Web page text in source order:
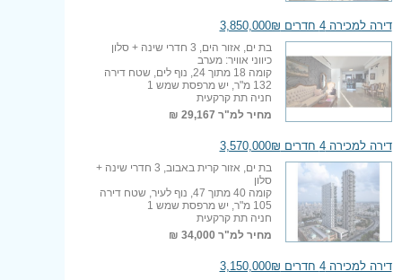
דירה למכירה 4 חדרים 3,850,000₪
בת ים, אזור הים, 3 חדרי שינה + סלון
כיווני אוויר: מערב
קומה 18 מתוך 24, נוף לים, שטח דירה
132 מ"ר, יש מרפסת שמש 1
חניה תת קרקעית
מחיר למ"ר 29,167 ₪
דירה למכירה 4 חדרים 3,570,000₪
בת ים, אזור קרית באבוב, 3 חדרי שינה +
סלון
קומה 40 מתוך 47, נוף לעיר, שטח דירה
105 מ"ר, יש מרפסת שמש 1
חניה תת קרקעית
מחיר למ"ר 34,000 ₪
דירה למכירה 4 חדרים 3,150,000₪